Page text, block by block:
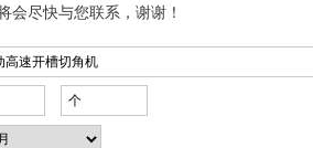
会尽快与您联系，谢谢！